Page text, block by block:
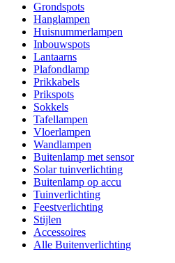
Grondspots
Hanglampen
Huisnummerlampen
Inbouwspots
Lantaarns
Plafondlamp
Prikkabels
Prikspots
Sokkels
Tafellampen
Vloerlampen
Wandlampen
Buitenlamp met sensor
Solar tuinverlichting
Buitenlamp op accu
Tuinverlichting
Feestverlichting
Stijlen
Accessoires
Alle Buitenverlichting